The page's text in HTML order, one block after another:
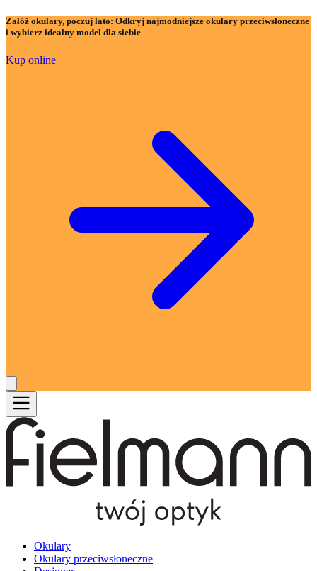
Załóż okulary, poczuj lato: Odkryj najmodniejsze okulary przeciwsłoneczne
i wybierz idealny model dla siebie
Kup online
Okulary
Okulary przeciwsłoneczne